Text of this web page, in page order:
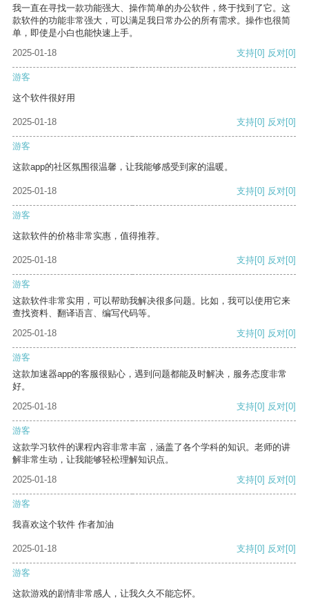
我一直在寻找一款功能强大、操作简单的办公软件，终于找到了它。这
款软件的功能非常强大，可以满足我日常办公的所有需求。操作也很简
单，即使是小白也能快速上手。
2025-01-18
支持[0] 反对[0]
游客
这个软件很好用
2025-01-18 支持[0] 反对[0]
游客
这款app的社区氛围很温馨，让我能够感受到家的温暖。
2025-01-18 支持[0] 反对[0]
游客
这款软件的价格非常实惠，值得推荐。
2025-01-18 支持[0] 反对[0]
游客
这款软件非常实用，可以帮助我解决很多问题。比如，我可以使用它来
查找资料、翻译语言、编写代码等。
2025-01-18
支持[0] 反对[0]
游客
这款加速器app的客服很贴心，遇到问题都能及时解决，服务态度非常
好。
2025-01-18
支持[0] 反对[0]
游客
这款学习软件的课程内容非常丰富，涵盖了各个学科的知识。老师的讲
解非常生动，让我能够轻松理解知识点。
2025-01-18
支持[0] 反对[0]
游客
我喜欢这个软件 作者加油
2025-01-18 支持[0] 反对[0]
游客
这款游戏的剧情非常感人，让我久久不能忘怀。